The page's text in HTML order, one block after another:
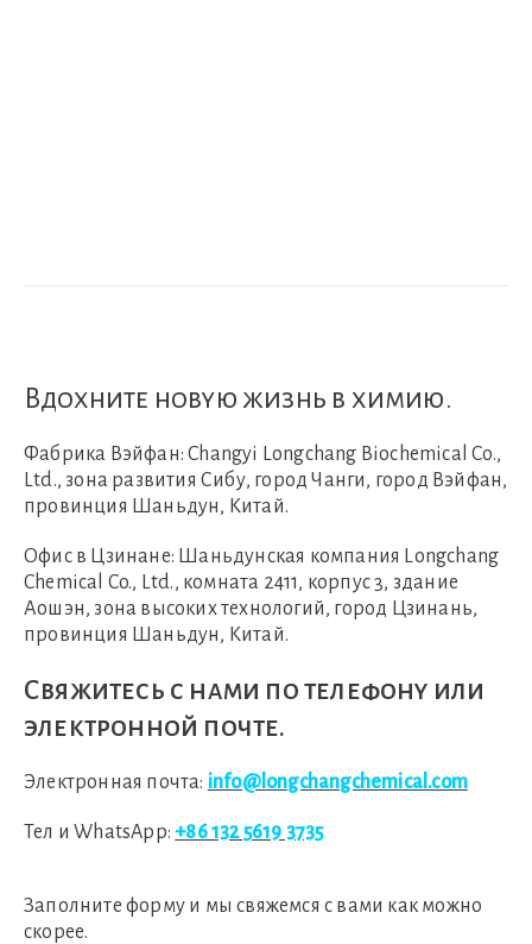
Вдохните новую жизнь в химию.
Фабрика Вэйфан: Changyi Longchang Biochemical Co.,
Ltd., зона развития Сибу, город Чанги, город Вэйфан,
провинция Шаньдун, Китай.
Офис в Цзинане: Шаньдунская компания Longchang
Chemical Co., Ltd., комната 2411, корпус 3, здание
Аошэн, зона высоких технологий, город Цзинань,
провинция Шаньдун, Китай.
Свяжитесь с нами по телефону или
электронной почте.
Электронная почта: info@longchangchemical.com
Тел и WhatsApp:+86 132 5619 3735
Заполните форму и мы свяжемся с вами как можно
скорее.